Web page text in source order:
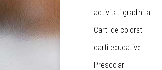
activitati gradinita
Carti de colorat
carti educative
Prescolari